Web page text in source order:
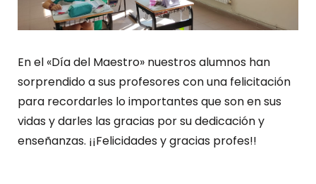
En el «Día del Maestro» nuestros alumnos han
sorprendido a sus profesores con una felicitación
para recordarles lo importantes que son en sus
vidas y darles las gracias por su dedicación y
enseñanzas. ¡¡Felicidades y gracias profes!!